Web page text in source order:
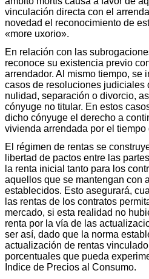
vinculación directa con el
novedad el reconocimiento de
«more uxorio».
En relación con las
reconoce su existencia previo
arrendador. Al mismo tiempo, se
casos de resoluciones judiciales
nulidad, separación o divorcio,
cónyuge no titular. En estos
dicho cónyuge el derecho a
vivienda arrendada por el tiempo
El régimen de rentas se
libertad de pactos entre las
la renta inicial tanto para los
aquellos que se mantengan con
establecidos. Esto asegurará,
las rentas de los contratos
mercado, si esta realidad no
renta por la vía de las
ser así, dado que la norma
actualización de rentas
porcentuales que pueda
Indice de Precios al Consumo.